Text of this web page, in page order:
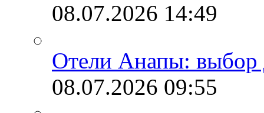
08.07.2026 14:49
Отели Анапы: выбор
08.07.2026 09:55